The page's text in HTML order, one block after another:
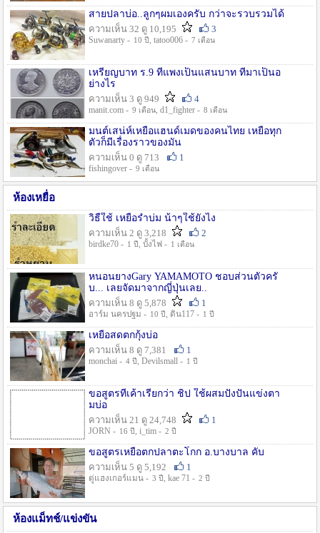
สายปลาบ่อ..ลูกๆผมเองครับ กว่าจะรวบรวมได้
ความเห็น 32 ดู 10,195
3
Suwanarty - 10 ปี , tatoo006 - 7 เดือน
เหรียญบาท ร.9 ที่แพงเป็นแสนบาท ที่มาเป็นอ
ย่างไร
ความเห็น 3 ดู 949
4
manit.com - 9 เดือน, d1_fighter - 8 เดือน
มนต์เสน่ห์เหยื่อแฮนด์เมดของคนไทย เหยื่อทุก
ตัวก็มีเรื่องราวของมัน
ความเห็น 0 ดู 713
1
fishingover - 9 เดือน
ห้องเหยื่อ
วิธืใช้ เหยื่อรำบ่ม น้าๆใช้ยังไง
ความเห็น 2 ดู 3,218
2
birdke70 - 1 ปี , บั้งไฟ - 1 เดือน
หนอนยางGary YAMAMOTO ชอบส่วนตัวครั
บ... เลยจัดมาจากญี่ปุ่นเลย..
ความเห็น 8 ดู 5,878
1
อาร์ม นครปฐม - 10 ปี , ดิน117 - 1 ปี
เหยื่อสดตกกุ้งบ่อ
ความเห็น 8 ดู 7,381
1
monchai - 4 ปี , Devilsmall - 1 ปี
ขอสูตรที่เค้าเรียกว่า ชิป ใช้ผสมปังปั่นแข่งตา
มบ่อ
ความเห็น 21 ดู 24,748
1
JORN - 16 ปี , i_tim - 2 ปี
ขอสูตรเหยื่อตกปลาตะโกก อ.บางบาล คับ
ความเห็น 5 ดู 5,192
1
ตู่แฮงเกอร์แมน - 3 ปี , kae 71 - 2 ปี
ห้องแม็ทช์/แข่งขัน